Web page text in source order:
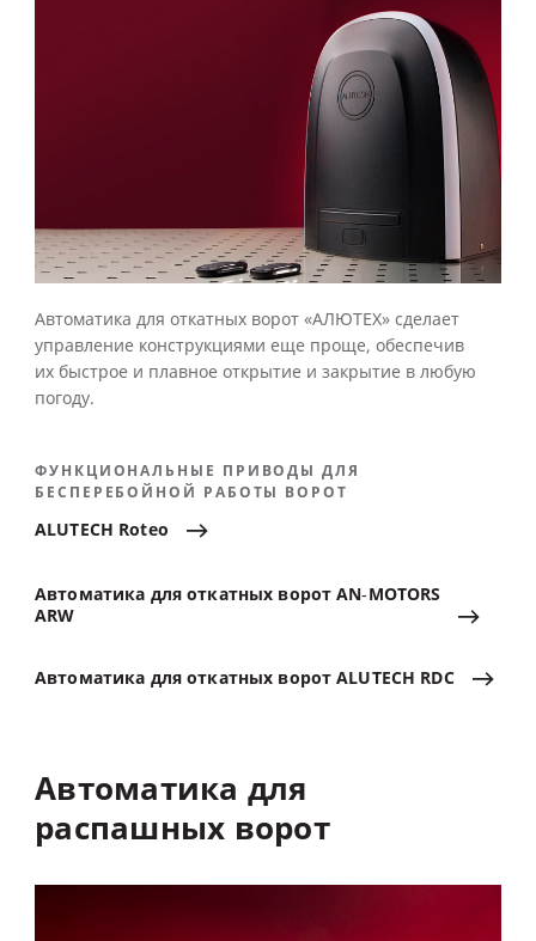
ФУНКЦИОНАЛЬНЫЕ ПРИВОДЫ ДЛЯ
БЕСПЕРЕБОЙНОЙ РАБОТЫ ВОРОТ
ALUTECH Roteo
Автоматика дляоткатных ворот AN‑MOTORS
ARW
Автоматика дляоткатных ворот ALUTECH RDC
Автоматика для откатных ворот «АЛЮТЕХ» сделает
управление конструкциями еще проще, обеспечив
их быстрое и плавное открытие и закрытие в любую
погоду.
Автоматика для
распашных ворот